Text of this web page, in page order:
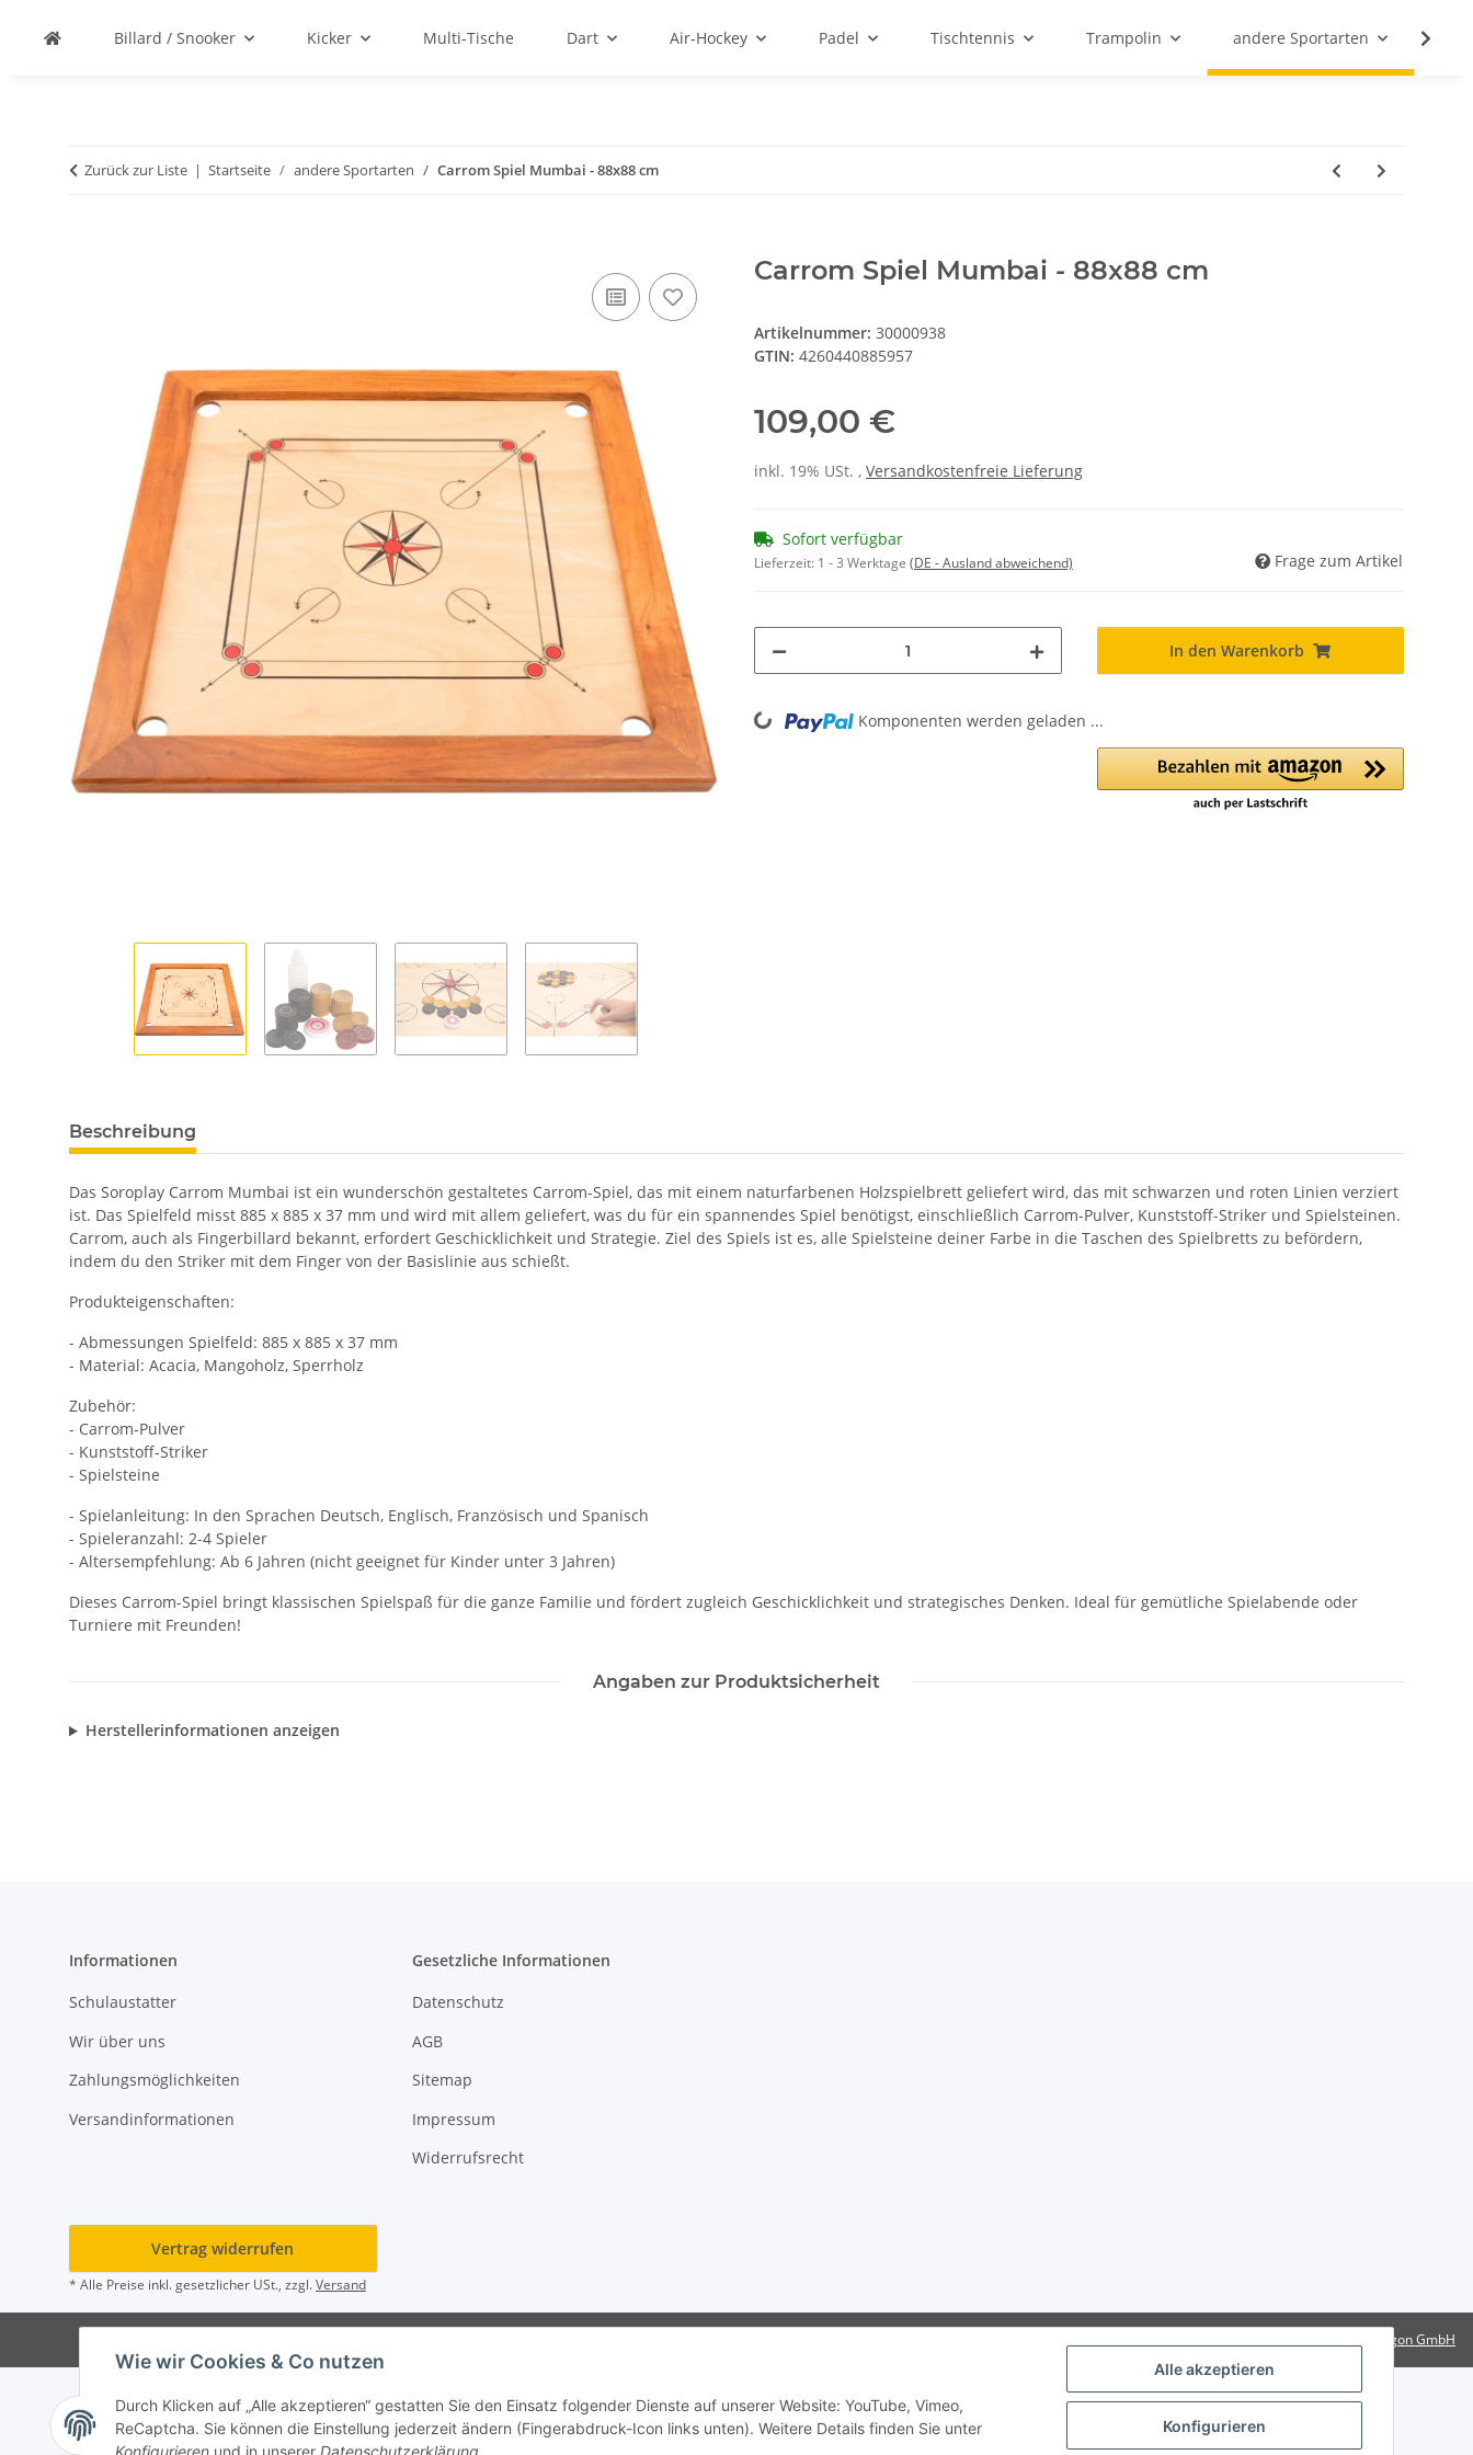
Alle akzeptieren
Konfigurieren
Wie wir Cookies & Co nutzen
Durch Klicken auf „Alle akzeptieren“ gestatten Sie den Einsatz folgender Dienste auf unserer Website: YouTube, Vimeo,
ReCaptcha. Sie können die Einstellung jederzeit ändern (Fingerabdruck-Icon links unten). Weitere Details finden Sie unter
Billard / Snooker Kicker Multi-Tische Dart Air-Hockey Padel Tischtennis Trampolin andere Sportarten
Zurück zur Liste Startseite andere Sportarten Carrom Spiel Mumbai - 88x88 cm
Carrom Spiel Mumbai - 88x88 cm
Artikelnummer: 30000938
GTIN: 4260440885957
109,00 €
inkl. 19% USt. , Versandkostenfreie Lieferung
Sofort verfügbar
Lieferzeit: 1 - 3 Werktage (DE - Ausland abweichend) Frage zum Artikel
In den Warenkorb
Loading... Komponenten werden geladen ...
Beschreibung
Das Soroplay Carrom Mumbai ist ein wunderschön gestaltetes Carrom-Spiel, das mit einem naturfarbenen Holzspielbrett geliefert wird, das mit schwarzen und roten Linien verziert
ist. Das Spielfeld misst 885 x 885 x 37 mm und wird mit allem geliefert, was du für ein spannendes Spiel benötigst, einschließlich Carrom-Pulver, Kunststoff-Striker und Spielsteinen.
Carrom, auch als Fingerbillard bekannt, erfordert Geschicklichkeit und Strategie. Ziel des Spiels ist es, alle Spielsteine deiner Farbe in die Taschen des Spielbretts zu befördern,
indem du den Striker mit dem Finger von der Basislinie aus schießt.
Produkteigenschaften:
- Abmessungen Spielfeld: 885 x 885 x 37 mm
- Material: Acacia, Mangoholz, Sperrholz
Zubehör:
- Carrom-Pulver
- Kunststoff-Striker
- Spielsteine
- Spielanleitung: In den Sprachen Deutsch, Englisch, Französisch und Spanisch
- Spieleranzahl: 2-4 Spieler
- Altersempfehlung: Ab 6 Jahren (nicht geeignet für Kinder unter 3 Jahren)
Dieses Carrom-Spiel bringt klassischen Spielspaß für die ganze Familie und fördert zugleich Geschicklichkeit und strategisches Denken. Ideal für gemütliche Spielabende oder
Turniere mit Freunden!
Angaben zur Produktsicherheit
Herstellerinformationen anzeigen
Informationen
Schulaustatter
Wir über uns
Zahlungsmöglichkeiten
Versandinformationen
Gesetzliche Informationen
Datenschutz
AGB
Sitemap
Impressum
Widerrufsrecht
Vertrag widerrufen
* Alle Preise inkl. gesetzlicher USt., zzgl.Versand
Rotragon GmbH